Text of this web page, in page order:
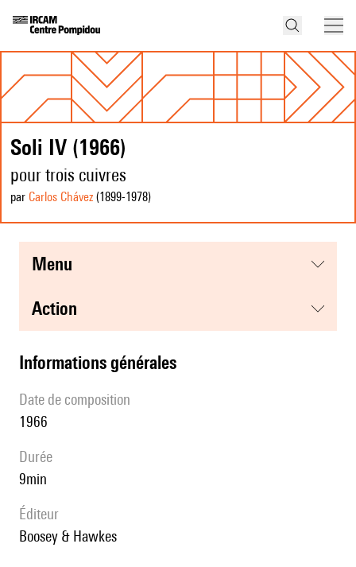
Soli IV (1966)
pour trois cuivres
par Carlos Chávez (1899-1978)
menu
action
informations générales
date de composition
1966
durée
9min
éditeur
Boosey & Hawkes